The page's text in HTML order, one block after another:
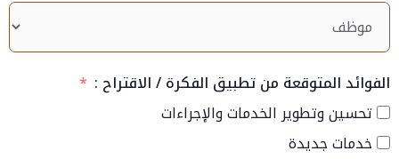
الفوائد المتوقعة من تطبيق الفكرة / الاقتراح :
تحسين وتطوير الخدمات والإجراءات
خدمات جديدة